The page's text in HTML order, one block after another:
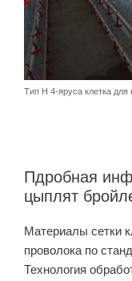
Тип H 4-яруса клетка для
Пдробная
цыплят
Материалы сетки
проволока по
Технология